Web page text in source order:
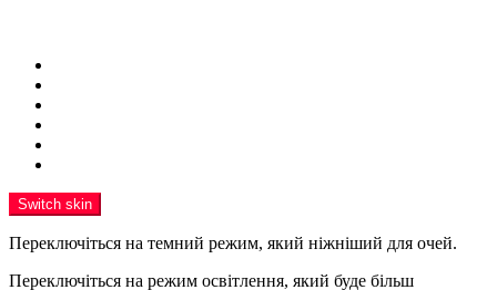
Switch skin
Переключіться на темний режим, який ніжніший для очей.
Переключіться на режим освітлення, який буде більш